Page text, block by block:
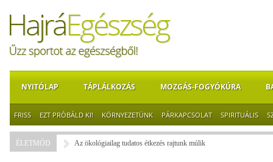
NYITÓLAP TÁPLÁLKOZÁS MOZGÁS-FOGYÓKÚRA
FRISS EZT PRÓBÁLD KI! KÖRNYEZETÜNK PÁRKAPCSOLAT SPIRITUÁLIS
ÉLETMÓD Az ökológiailag tudatos étkezés rajtunk múlik